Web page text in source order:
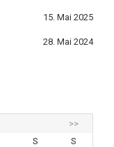
15. Mai 2025
28. Mai 2024
>>
S
S